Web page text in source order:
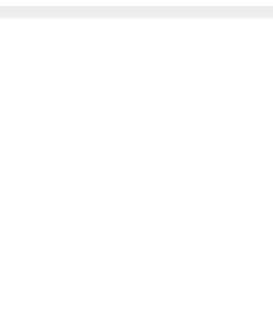
인물·사건들의 관계를 함축적인 글
론 전공자나 역사 연구자들에게도
파악할 수 있는 지름길을 제공할
역할을 톡톡히 해낼 것이다.